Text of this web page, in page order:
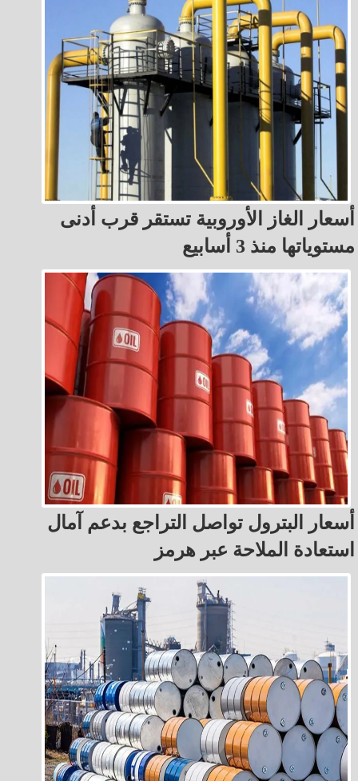
أسعار الغاز الأوروبية تستقر قرب أدنى
مستوياتها منذ 3 أسابيع
أسعار البترول تواصل التراجع بدعم آمال
استعادة الملاحة عبر هرمز